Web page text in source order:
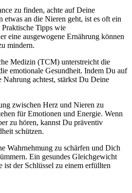
zu finden, achte auf Deine
etwas an die Nieren geht, ist es oft ein
Tipps wie
eine ausgewogene Ernährung können
mindern.
Medizin (TCM) unterstreicht die
emotionale Gesundheit. Indem Du auf
Nahrung achtest, stärkst Du Deine
zwischen Herz und Nieren zu
für Emotionen und Energie. Wenn
zu hören, kannst Du präventiv
schützen.
Wahrnehmung zu schärfen und Dich
Ein gesundes Gleichgewicht
ist der Schlüssel zu einem erfüllten